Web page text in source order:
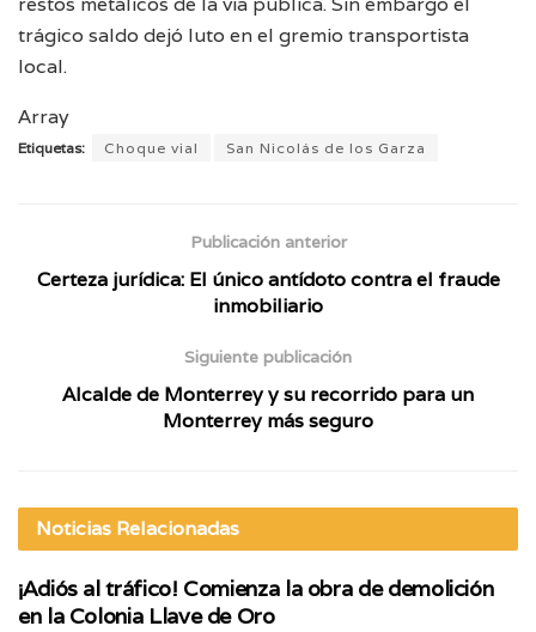
trágico saldo dejó luto en el gremio transportista
local.
Array
Etiquetas: Choque vial San Nicolás de los Garza
Publicación anterior
Certeza jurídica: El único antídoto contra el fraude
inmobiliario
Siguiente publicación
Alcalde de Monterrey y su recorrido para un
Monterrey más seguro
Noticias Relacionadas
¡Adiós al tráfico! Comienza la obra de demolición
en la Colonia Llave de Oro